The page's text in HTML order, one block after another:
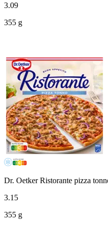
3.09
355 g
Dr. Oetker Ristorante pizza
3.15
355 g